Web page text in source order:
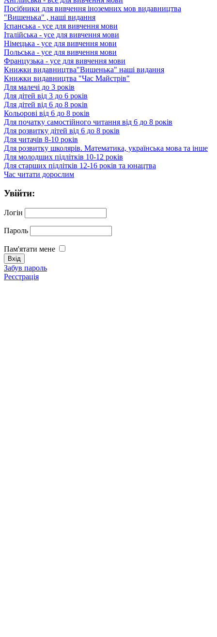
Посібники для вивчення іноземних мов видавництва
"Вишенька" , наші видання
Іспанська - усе для вивчення мови
Італійська - усе для вивчення мови
Німецька - усе для вивчення мови
Польська - усе для вивчення мови
Французька - усе для вивчення мови
Книжки видавництва"Вишенька" наші видання
Книжки видавництва "Час Майстрів"
Для малечі до 3 років
Для дітей від 3 до 6 років
Для дітей від 6 до 8 років
Кольорові від 6 до 8 років
Для початку самостійного читання від 6 до 8 років
Для розвитку дітей від 6 до 8 років
Для читачів 8-10 років
Для розвитку школярів. Математика, українська мова та інше
Для молодших підлітків 10-12 років
Для старших підлітків 12-16 років та юнацтва
Час читати дорослим
Увійти:
Логін
Пароль
Пам'ятати мене
Забув пароль
Реєстрація